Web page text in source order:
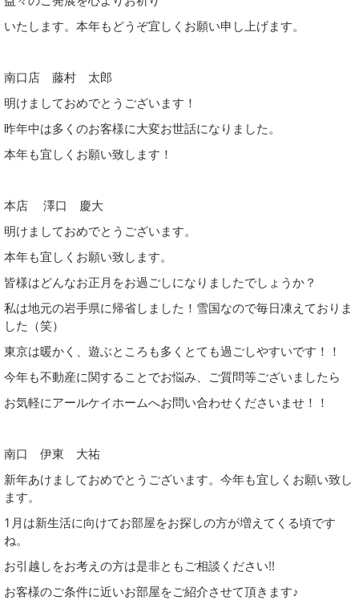
いたします。本年もどうぞ宜しくお願い申し上げます。
南口店 藤村 太郎
明けましておめでとうございます！
昨年中は多くのお客様に大変お世話になりました。
本年も宜しくお願い致します！
本店 澤口 慶大
明けましておめでとうございます。
本年も宜しくお願い致します。
皆様はどんなお正月をお過ごしになりましたでしょうか？
私は地元の岩手県に帰省しました！雪国なので毎日凍えておりま
した（笑）
東京は暖かく、遊ぶところも多くとても過ごしやすいです！！
今年も不動産に関することでお悩み、ご質問等ございましたら
お気軽にアールケイホームへお問い合わせくださいませ！！
南口 伊東 大祐
新年あけましておめでとうございます。今年も宜しくお願い致し
ます。
1月は新生活に向けてお部屋をお探しの方が増えてくる頃です
ね。
お引越しをお考えの方は是非ともご相談ください!!
お客様のご条件に近いお部屋をご紹介させて頂きます♪